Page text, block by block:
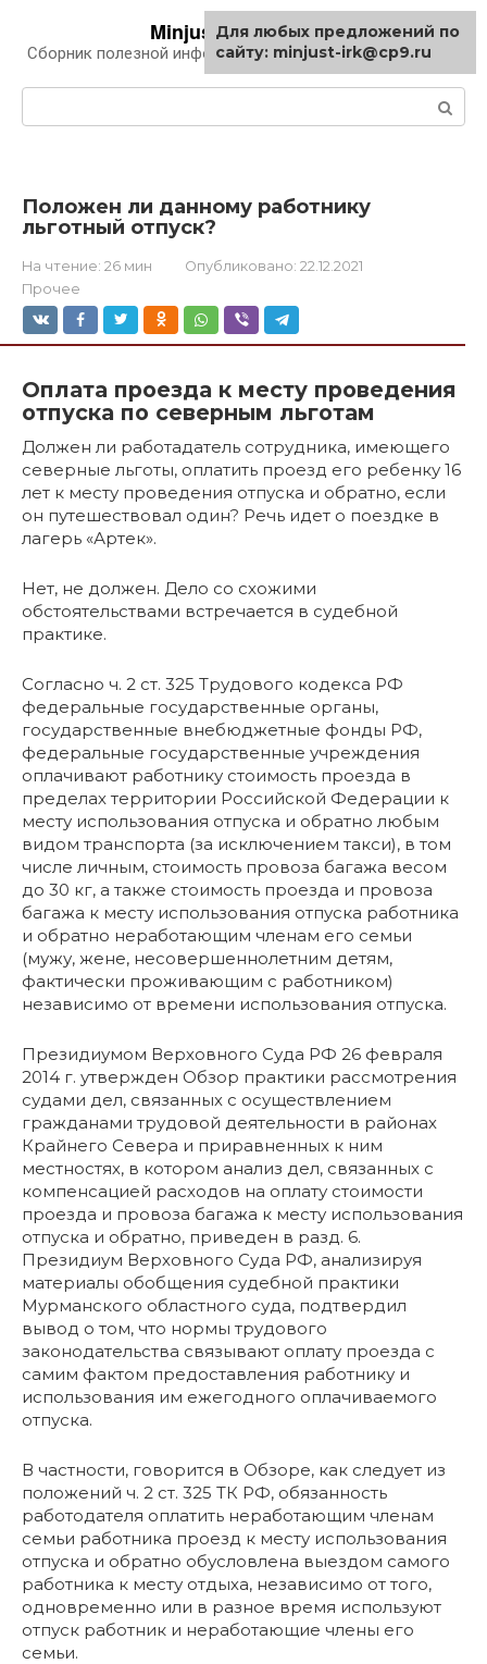
контенту
Minjust-irk.ru
Сборник полезной информации про автомобили
Положен ли данному работнику
льготный отпуск?
На чтение: 26 мин Опубликовано: 22.12.2021
Прочее
Оплата проезда к месту проведения
отпуска по северным льготам
Должен ли работадатель сотрудника, имеющего
северные льготы, оплатить проезд его ребенку 16
лет к месту проведения отпуска и обратно, если
он путешествовал один? Речь идет о поездке в
лагерь «Артек».
Нет, не должен. Дело со схожими
обстоятельствами встречается в судебной
практике.
Согласно ч. 2 ст. 325 Трудового кодекса РФ
федеральные государственные органы,
государственные внебюджетные фонды РФ,
федеральные государственные учреждения
оплачивают работнику стоимость проезда в
пределах территории Российской Федерации к
месту использования отпуска и обратно любым
видом транспорта (за исключением такси), в том
числе личным, стоимость провоза багажа весом
до 30 кг, а также стоимость проезда и провоза
багажа к месту использования отпуска работника
и обратно неработающим членам его семьи
(мужу, жене, несовершеннолетним детям,
фактически проживающим с работником)
независимо от времени использования отпуска.
Президиумом Верховного Суда РФ 26 февраля
2014 г. утвержден Обзор практики рассмотрения
судами дел, связанных с осуществлением
гражданами трудовой деятельности в районах
Крайнего Севера и приравненных к ним
местностях, в котором анализ дел, связанных с
компенсацией расходов на оплату стоимости
проезда и провоза багажа к месту использования
отпуска и обратно, приведен в разд. 6.
Президиум Верховного Суда РФ, анализируя
материалы обобщения судебной практики
Мурманского областного суда, подтвердил
вывод о том, что нормы трудового
законодательства связывают оплату проезда с
самим фактом предоставления работнику и
использования им ежегодного оплачиваемого
отпуска.
В частности, говорится в Обзоре, как следует из
положений ч. 2 ст. 325 ТК РФ, обязанность
работодателя оплатить неработающим членам
семьи работника проезд к месту использования
отпуска и обратно обусловлена выездом самого
работника к месту отдыха, независимо от того,
одновременно или в разное время используют
отпуск работник и неработающие члены его
семьи.
Для любых предложений по
сайту: minjust-irk@cp9.ru